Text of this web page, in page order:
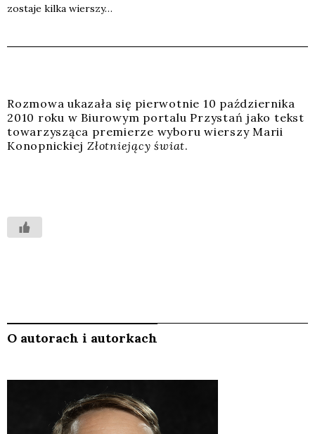
zosta­je kil­ka wier­szy…
Roz­mo­wa uka­za­ła się pier­wot­nie 10 paź­dzier­ni­ka
2010 roku w Biu­ro­wym por­ta­lu Przy­stań jako tekst
towa­rzy­szą­ca pre­mie­rze wybo­ru wier­szy Marii
Konop­nic­kiej Złot­nie­ją­cy świat.
O autorach i autorkach